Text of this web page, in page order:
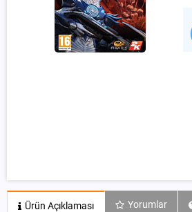
Ürün Açıklaması Yorumlar